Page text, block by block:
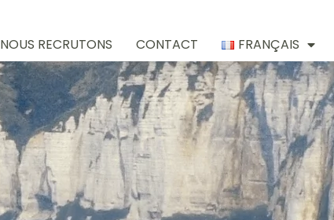
NOUS RECRUTONS CONTACT FRANÇAIS